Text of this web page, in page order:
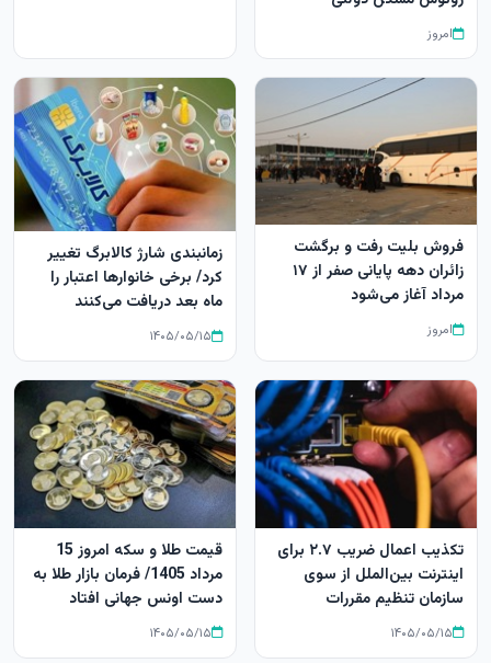
امروز
فروش بلیت رفت و برگشت
زائران دهه پایانی صفر از ۱۷
مرداد آغاز می‌شود
امروز
زمانبندی شارژ کالابرگ تغییر
کرد/ برخی خانوارها اعتبار را
ماه بعد دریافت می‌کنند
۱۴۰۵/۰۵/۱۵
تکذیب اعمال ضریب ۲.۷ برای
اینترنت بین‌الملل از سوی
سازمان تنظیم مقررات
۱۴۰۵/۰۵/۱۵
قیمت طلا و سکه امروز 15
مرداد 1405/ فرمان بازار طلا به
دست اونس جهانی افتاد
۱۴۰۵/۰۵/۱۵